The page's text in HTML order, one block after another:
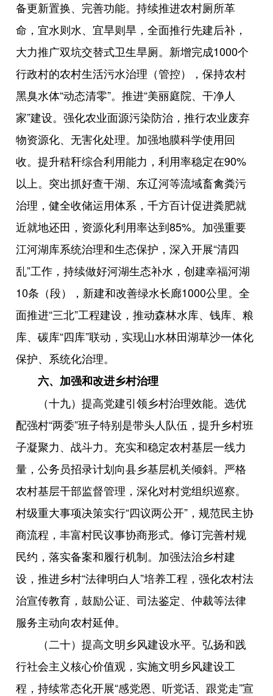
备更新置换、完善功能。持续推进农村厕所革
命，宜水则水、宜旱则旱，全面推行先建后补，
大力推广双坑交替式卫生旱厕。新增完成1000个
行政村的农村生活污水治理（管控），保持农村
黑臭水体“动态清零”。推进“美丽庭院、干净人
家”建设。强化农业面源污染防治，推行农业废弃
物资源化、无害化处理。加强地膜科学使用回
收。提升秸秆综合利用能力，利用率稳定在90%
以上。突出抓好查干湖、东辽河等流域畜禽粪污
治理，健全收储运用体系，千方百计促进粪肥就
近就地还田，资源化利用率达到85%。加强重要
江河湖库系统治理和生态保护，深入开展“清四
乱”工作，持续做好河湖生态补水，创建幸福河湖
10条（段），新建和改善绿水长廊1000公里。全
面推进“三北”工程建设，推动森林水库、钱库、粮
库、碳库“四库”联动，实现山水林田湖草沙一体化
保护、系统化治理。
六、加强和改进乡村治理
（十九）提高党建引领乡村治理效能。选优
配强村“两委”班子特别是带头人队伍，提升乡村班
子凝聚力、战斗力。充实和稳定农村基层一线力
量，公务员招录计划向县乡基层机关倾斜。严格
农村基层干部监督管理，深化对村党组织巡察。
村级重大事项决策实行“四议两公开”，规范民主协
商流程，丰富村民议事协商形式。修订完善村规
民约，落实备案和履行机制。加强法治乡村建
设，推进乡村“法律明白人”培养工程，强化农村法
治宣传教育，鼓励公证、司法鉴定、仲裁等法律
服务主动向农村延伸。
（二十）提高文明乡风建设水平。弘扬和践
行社会主义核心价值观，实施文明乡风建设工
程，持续常态化开展“感党恩、听党话、跟党走”宣